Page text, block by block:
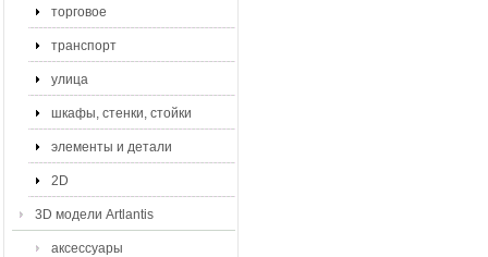
торговое
транспорт
улица
шкафы, стенки, стойки
элементы и детали
2D
3D модели Artlantis
аксессуары